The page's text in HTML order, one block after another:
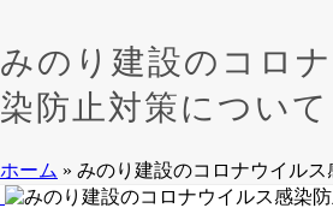
みのり建設のコロ
染防止対策について
ホーム » みのり建設のコロナウイル